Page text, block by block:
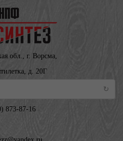
обл., г. Ворсма,
д. 20Г
873-87-16